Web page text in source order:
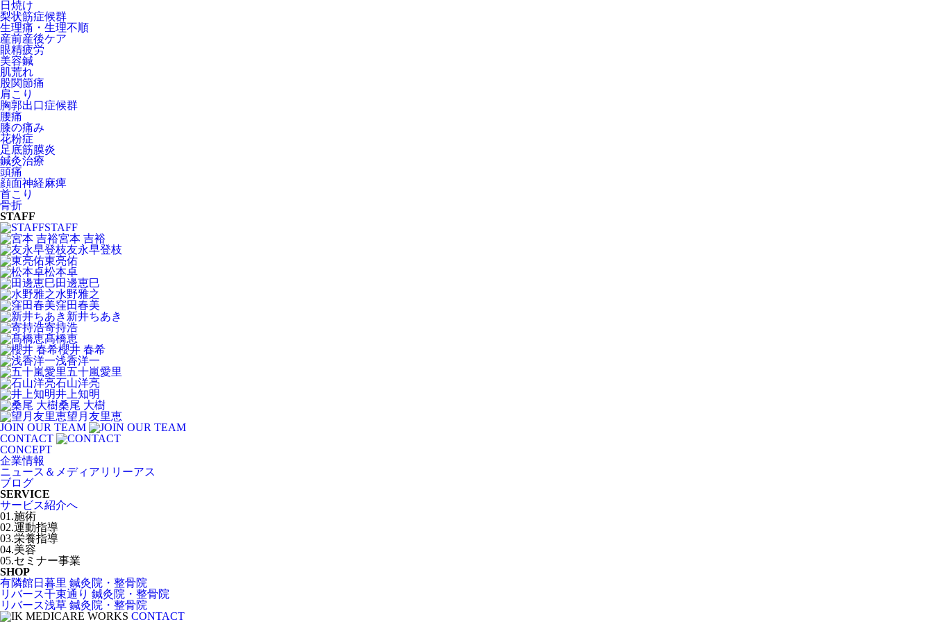
日焼け
梨状筋症候群
生理痛・生理不順
産前産後ケア
眼精疲労
美容鍼
肌荒れ
股関節痛
肩こり
胸郭出口症候群
腰痛
膝の痛み
花粉症
足底筋膜炎
鍼灸治療
頭痛
顔面神経麻痺
首こり
骨折
STAFF
STAFF
宮本 吉裕
友永早登枝
東亮佑
松本卓
田邊恵巳
水野雅之
窪田春美
新井ちあき
寄持浩
髙橋恵
櫻井 春希
浅香洋一
五十嵐愛里
石山洋亮
井上知明
桑尾 大樹
望月友里恵
JOIN OUR TEAM
CONTACT
CONCEPT
企業情報
ニュース＆メディアリリーアス
ブログ
SERVICE
サービス紹介へ
01.施術
02.運動指導
03.栄養指導
04.美容
05.セミナー事業
SHOP
有隣館日暮里 鍼灸院・整骨院
リバース千束通り 鍼灸院・整骨院
リバース浅草 鍼灸院・整骨院
CONTACT